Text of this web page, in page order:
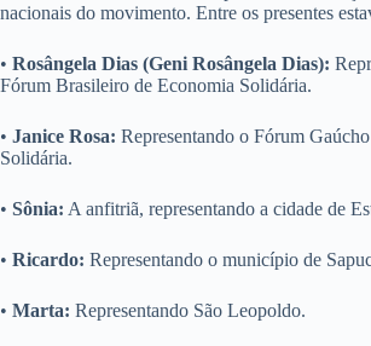
nacionais do movimento. Entre os presentes
• Rosângela Dias (Geni Rosângela Dias):
Fórum Brasileiro de Economia Solidária.
• Janice Rosa: Representando o Fórum
Solidária.
• Sônia: A anfitriã, representando a cidade de
• Ricardo: Representando o município de
• Marta: Representando São Leopoldo.